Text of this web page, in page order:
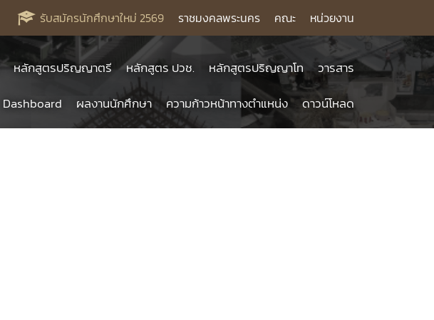
รับสมัครนักศึกษาใหม่ 2569 ราชมงคลพระนคร คณะ หน่วยงาน
หลักสูตรปริญญาตรี หลักสูตร ปวช. หลักสูตรปริญญาโท
วารสาร
Dashboard ผลงานนักศึกษา ความก้าวหน้าทางตำแหน่ง ดาวน์โหลด